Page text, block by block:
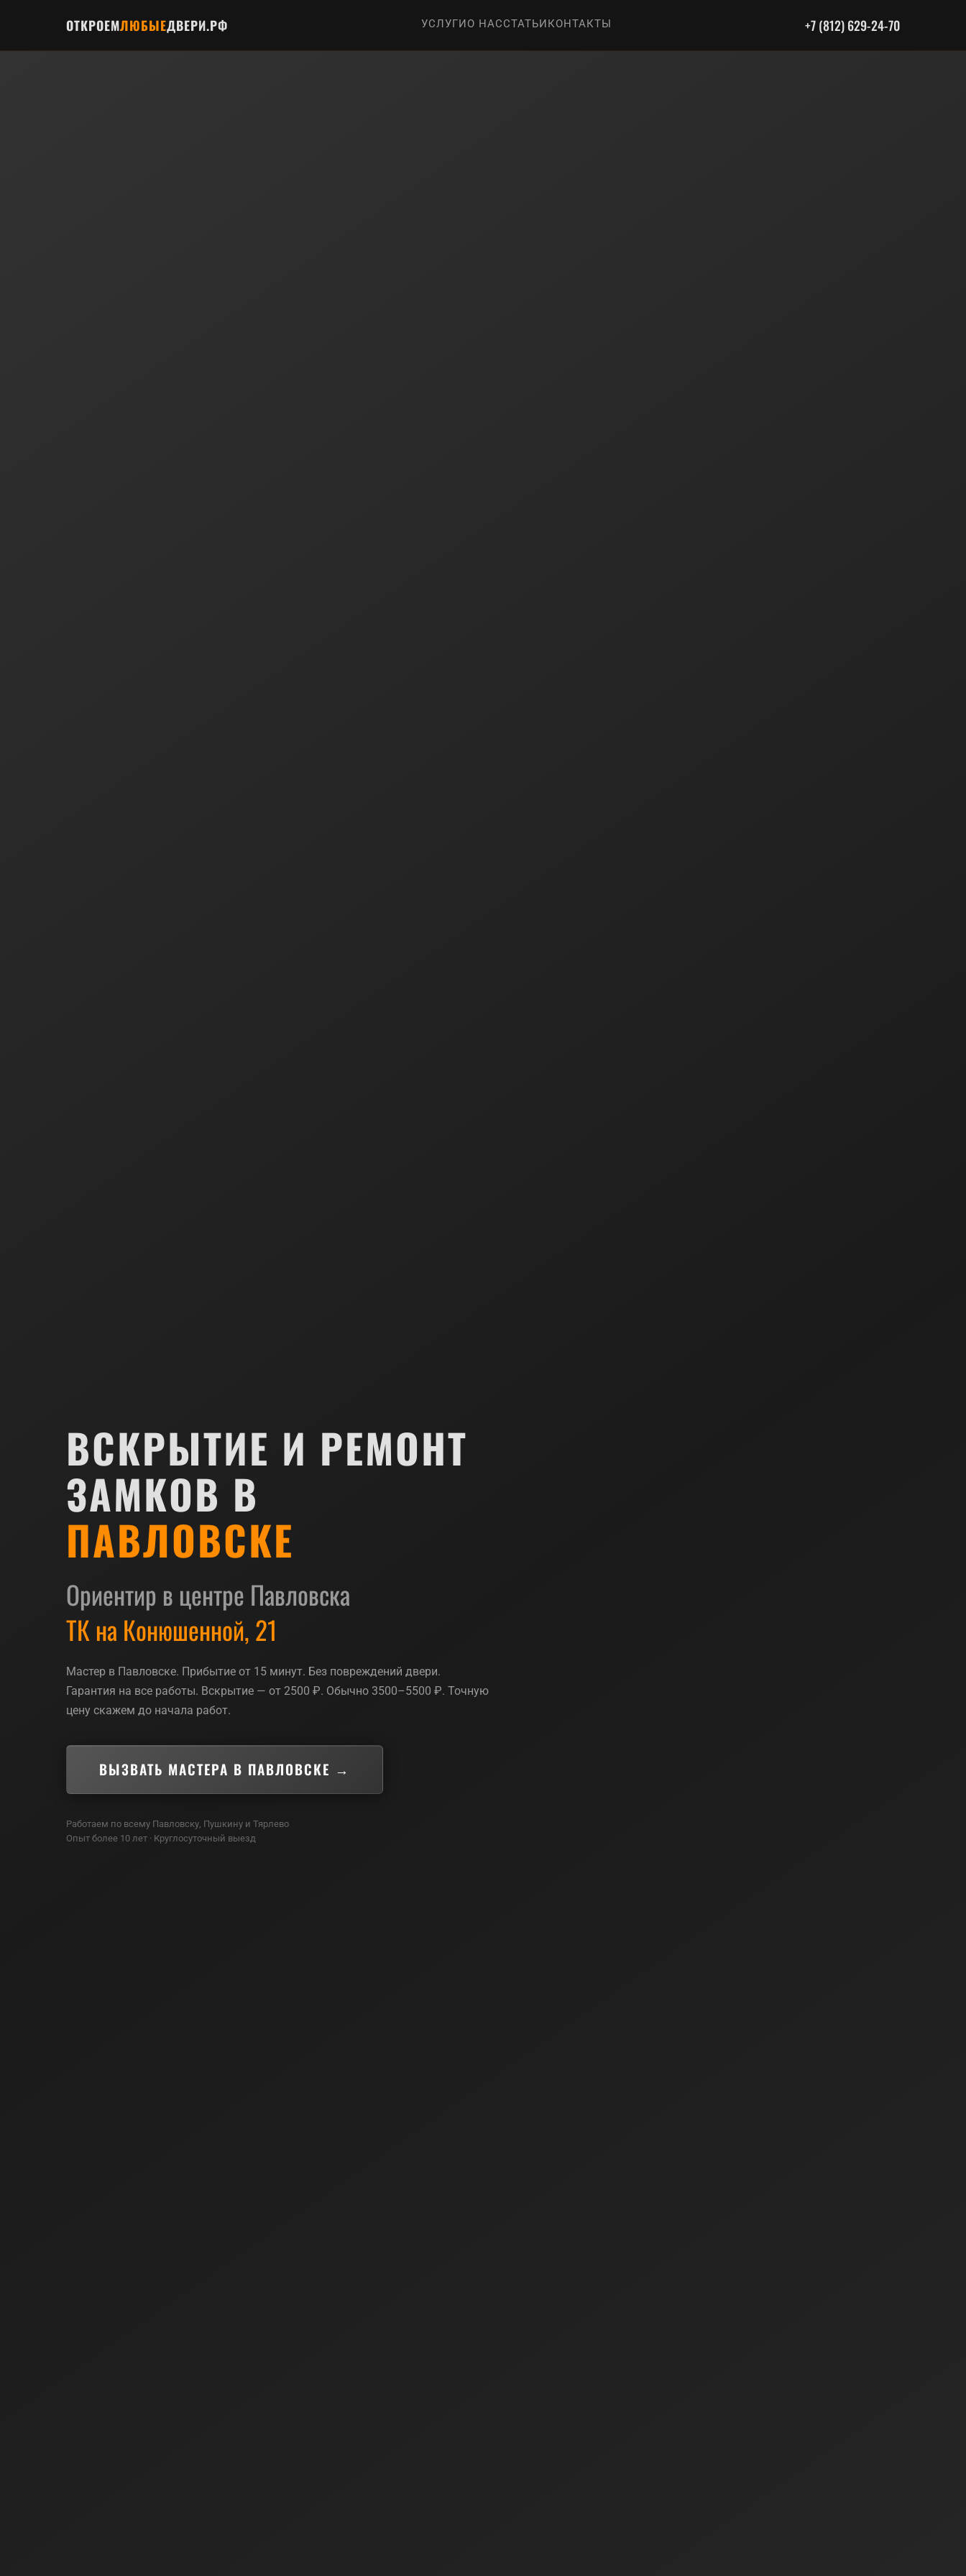
ОТКРОЕМЛЮБЫЕДВЕРИ.РФ УСЛУГИО НАССТАТЬИКОНТАКТЫ +7 (812) 629-24-70
ВСКРЫТИЕ И РЕМОНТ
ЗАМКОВ В
ПАВЛОВСКЕ
Ориентир в центре Павловска
ТК на Конюшенной, 21
Мастер в Павловске. Прибытие от 15 минут. Без повреждений двери.
Гарантия на все работы. Вскрытие — от 2500 ₽. Обычно 3500–5500 ₽. Точную
цену скажем до начала работ.
ВЫЗВАТЬ МАСТЕРА В ПАВЛОВСКЕ →
Работаем по всему Павловску, Пушкину и Тярлево
Опыт более 10 лет · Круглосуточный выезд